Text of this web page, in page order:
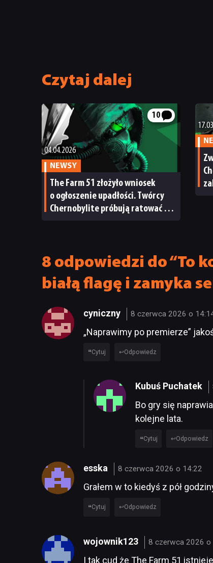
Czytaj dalej
10
04.04.2026
NEWSY
The Farm 51 złożyło wniosek
o ogłoszenie upadłości. Twórcy
Chernobylite próbują ratować się
8 odpowiedzi do “To
białą flagę i zamyka
cyniczny 8 czerwca 2026 o
„Naprawimy po premierze”
Cytuj Odpowiedz
Kubuś Puchatek
Bo gry się
kolejne lata.
Cytuj Odpowiedz
esska 8 czerwca 2026 o 14:22
Grałem w to kiedyś z pół
Cytuj Odpowiedz
wojownik123 8 czerwca 2026 o
I tak cud że The Farm 51